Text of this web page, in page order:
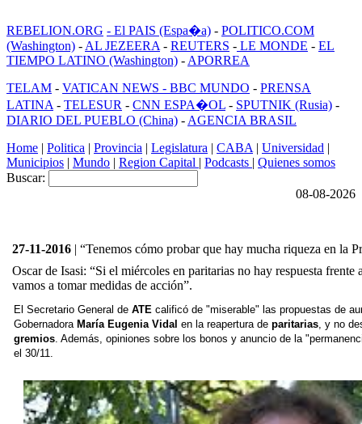
REBELION.ORG - El PAIS (Espa�a) - POLITICO.COM
(Washington) - AL JEZEERA - REUTERS - LE MONDE - EL
TIEMPO LATINO (Washington) - APORREA
TELAM - VATICAN NEWS - BBC MUNDO - PRENSA
LATINA - TELESUR - CNN ESPA�OL - SPUTNIK (Rusia) -
DIARIO DEL PUEBLO (China) - AGENCIA BRASIL
Home | Politica | Provincia | Legislatura | CABA | Universidad |
Municipios | Mundo | Region Capital | Podcasts | Quienes somos
Buscar:
08-08-2026
27-11-2016 | “Tenemos cómo probar que hay mucha riqueza en la
Oscar de Isasi: “Si el miércoles en paritarias no hay respuesta frente
vamos a tomar medidas de acción”.
El Secretario General de ATE calificó de "miserable" las propuestas de
Gobernadora María Eugenia Vidal en la reapertura de paritarias, y no
gremios. Además, opiniones sobre los bonos y anuncio de la
el 30/11.